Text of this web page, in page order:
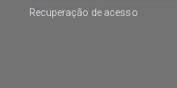
Recuperação de acesso